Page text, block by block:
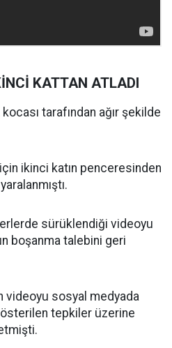
KATTAN ATLADI
kocası tarafından ağır şekilde
ikinci katın penceresinden
sürüklendiği videoyu
boşanma talebini geri
videoyu sosyal medyada
tepkiler üzerine